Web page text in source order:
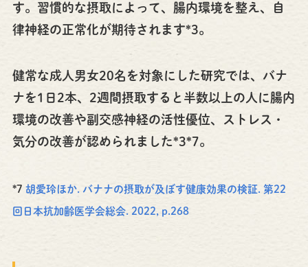
す。習慣的な摂取によって、腸内環境を整え、自
律神経の正常化が期待されます*3。
健常な成人男女20名を対象にした研究では、バナ
ナを1日2本、2週間摂取すると半数以上の人に腸内
環境の改善や副交感神経の活性優位、ストレス・
気分の改善が認められました*3*7。
*7 胡愛玲ほか. バナナの摂取が及ぼす健康効果の検証. 第22
回日本抗加齢医学会総会. 2022, p.268